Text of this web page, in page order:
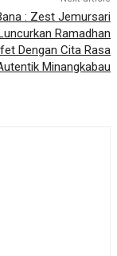
: Zest Jemursari
Ramadhan
Dengan Cita Rasa
Minangkabau